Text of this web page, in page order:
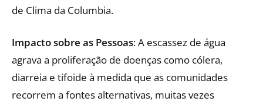
de Clima da Columbia.
Impacto sobre as Pessoas: A escassez de água
agrava a proliferação de doenças como cólera,
diarreia e tifoide à medida que as comunidades
recorrem a fontes alternativas, muitas vezes